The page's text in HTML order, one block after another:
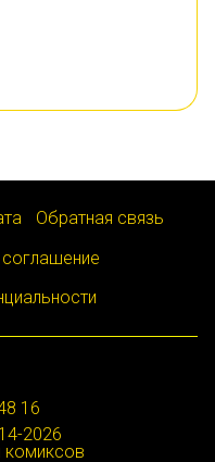
Обратная связь
16
2026
комиксов